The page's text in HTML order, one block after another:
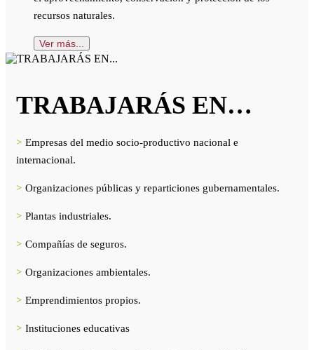
recursos naturales.
Ver más...
TRABAJARÁS EN…
> Empresas del medio socio-productivo nacional e
internacional.
> Organizaciones públicas y reparticiones gubernamentales.
> Plantas industriales.
> Compañías de seguros.
> Organizaciones ambientales.
> Emprendimientos propios.
> Instituciones educativas